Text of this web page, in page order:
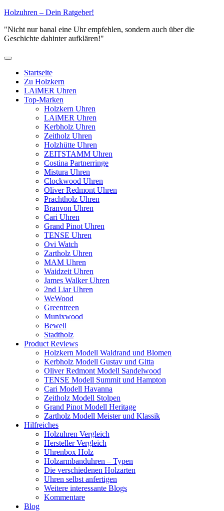
Zum
springen
Holzuhren – Dein Ratgeber!
"Nicht nur banal eine Uhr empfehlen, sondern auch über die
Geschichte dahinter aufklären!"
Primäres
Startseite
Zu Holzkern
LAiMER Uhren
Top-Marken
Holzkern Uhren
LAiMER Uhren
Kerbholz Uhren
Zeitholz Uhren
Holzhütte Uhren
ZEITSTAMM Uhren
Costina Partnerringe
Mistura Uhren
Clockwood Uhren
Oliver Redmont Uhren
Prachtholz Uhren
Branvon Uhren
Cari Uhren
Grand Pinot Uhren
TENSE Uhren
Ovi Watch
Zartholz Uhren
MAM Uhren
Waidzeit Uhren
James Walker Uhren
2nd Liar Uhren
WeWood
Greentreen
Munixwood
Bewell
Stadtholz
Product Reviews
Holzkern Modell Waldrand und Blomen
Kerbholz Modell Gustav und Gitta
Oliver Redmont Modell Sandelwood
TENSE Modell Summit und Hampton
Cari Modell Havanna
Zeitholz Modell Stolpen
Grand Pinot Modell Heritage
Zartholz Modell Meister und Klassik
Hilfreiches
Holzuhren Vergleich
Hersteller Vergleich
Uhrenbox Holz
Holzarmbanduhren – Typen
Die verschiedenen Holzarten
Uhren selbst anfertigen
Weitere interessante Blogs
Kommentare
Blog